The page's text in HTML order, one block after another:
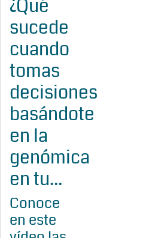
¿Qué
sucede
cuando
tomas
decisiones
basándote
en la
genómica
en tu...
Conoce
en este